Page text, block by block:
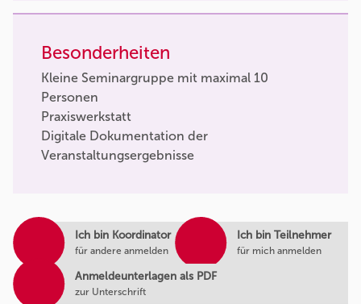
Ich bin Koordinator
für andere anmelden
Ich bin Teilnehmer
für mich anmelden
Anmeldeunterlagen als PDF
zur Unterschrift
Besonderheiten
Kleine Seminargruppe mit maximal 10
Personen
Praxiswerkstatt
Digitale Dokumentation der
Veranstaltungsergebnisse